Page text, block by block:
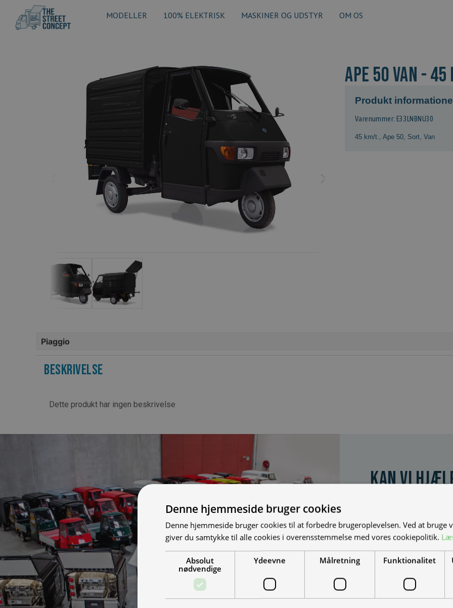
MODELLER 100% ELEKTRISK MASKINER OG UDSTYR OM OS
Ape 50 Van -
Produkt
Varenummer: E33LNBNU30
45 km/t. Ape 50 Sort Van
Piaggio
Beskrivelse
Dette produkt har ingen beskrivelse
Kan vi
Vi bygger vognene
dine behov. Udfyld
muligheder, priser mm.
Denne hjemmeside bruger cookies
Denne hjemmeside bruger cookies til at forbedre brugeroplevelsen. Ved at bruge
giver du samtykke til alle cookies i overensstemmelse med vores cookiepolitik.
Absolut
nødvendige
Ydeevne Målretning Funktionalitet